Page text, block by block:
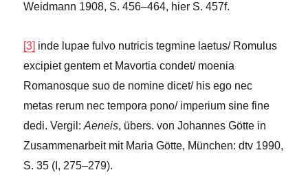
Weidmann 1908, S. 456–464, hier S. 457f.
[3] inde lupae fulvo nutricis tegmine laetus/ Romulus
excipiet gentem et Mavortia condet/ moenia
Romanosque suo de nomine dicet/ his ego nec
metas rerum nec tempora pono/ imperium sine fine
dedi. Vergil:Aeneis, übers. von Johannes Götte in
Zusammenarbeit mit Maria Götte, München: dtv 1990,
S. 35 (I, 275–279).